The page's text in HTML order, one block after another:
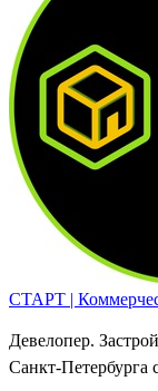
СТАРТ |
Девелопер.
Санкт-Петербурга